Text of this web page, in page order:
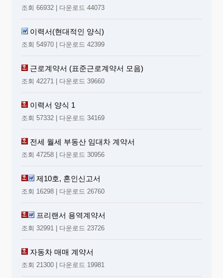
조회 66932 | 다운로드 44073
이력서(현대적인 양식)
조회 54970 | 다운로드 42399
근로계약서 (표준근로계약서 모음)
조회 42271 | 다운로드 39660
이력서 양식 1
조회 57332 | 다운로드 34169
전세 월세 부동산 임대차 계약서
조회 47258 | 다운로드 30956
제10호, 혼인신고서
조회 16298 | 다운로드 26760
프리랜서 용역계약서
조회 32991 | 다운로드 23726
자동차 매매 계약서
조회 21300 | 다운로드 19981